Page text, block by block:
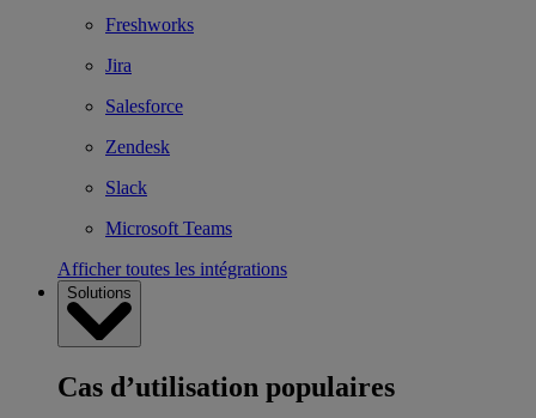
Freshworks
Jira
Salesforce
Zendesk
Slack
Microsoft Teams
Afficher toutes les intégrations
Solutions
Cas d’utilisation populaires